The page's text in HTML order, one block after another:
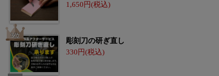
1,650
彫刻刀の研ぎ直し
330